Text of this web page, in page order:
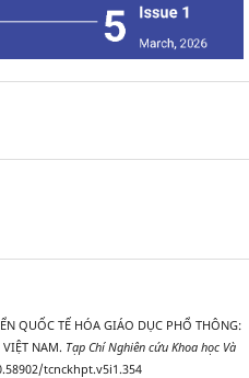
QUỐC TẾ HÓA GIÁO DỤC PHỔ THÔNG:
NAM. Tạp Chí Nghiên cứu Khoa học Và
tcnckhpt.v5i1.354